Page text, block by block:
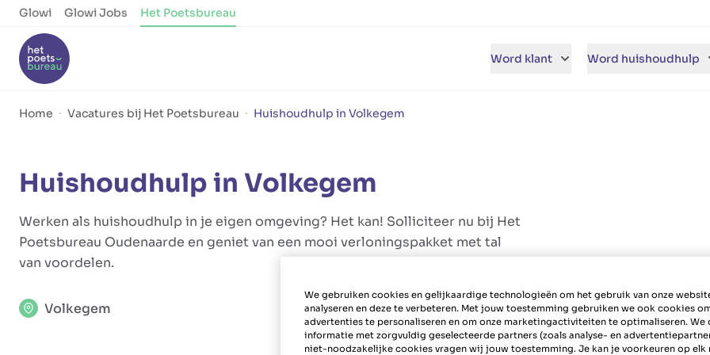
Glowi Glowi Jobs Het Poetsbureau
Word klant Word huishoudhulp
Home Vacatures bij Het Poetsbureau Huishoudhulp in Volkegem
Huishoudhulp in Volkegem
Werken als huishoudhulp in je eigen omgeving? Het kan! Solliciteer nu bij Het
Poetsbureau Oudenaarde en geniet van een mooi verloningspakket met tal
van voordelen.
Volkegem
We gebruiken cookies en gelijkaardige technologieën om het gebruik van onze
analyseren en deze te verbeteren. Met jouw toestemming gebruiken we ook cookies
advertenties te personaliseren en om onze marketingactiviteiten te optimaliseren. We
informatie met zorgvuldig geselecteerde partners (zoals analyse- en
niet-noodzakelijke cookies vragen wij jouw toestemming. Je kan je voorkeuren op elk